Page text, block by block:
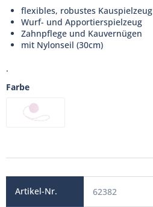
flexibles, robustes Kauspielzeug
Wurf- und Apportierspielzeug
Zahnpflege und Kauvernügen
mit Nylonseil (30cm)
.
Farbe
62382